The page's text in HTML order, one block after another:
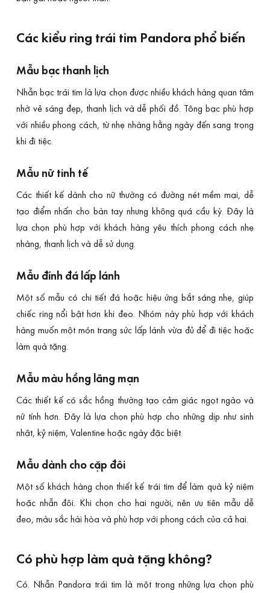
Các kiểu ring trái tim Pandora phổ biến
Mẫu bạc thanh lịch
Nhẫn bạc trái tim là lựa chọn được nhiều khách hàng quan tâm
nhờ vẻ sáng đẹp, thanh lịch và dễ phối đồ. Tông bạc phù hợp
với nhiều phong cách, từ nhẹ nhàng hằng ngày đến sang trọng
khi đi tiệc.
Mẫu nữ tinh tế
Các thiết kế dành cho nữ thường có đường nét mềm mại, dễ
tạo điểm nhấn cho bàn tay nhưng không quá cầu kỳ. Đây là
lựa chọn phù hợp với khách hàng yêu thích phong cách nhẹ
nhàng, thanh lịch và dễ sử dụng.
Mẫu đính đá lấp lánh
Một số mẫu có chi tiết đá hoặc hiệu ứng bắt sáng nhẹ, giúp
chiếc ring nổi bật hơn khi đeo. Nhóm này phù hợp với khách
hàng muốn một món trang sức lấp lánh vừa đủ để đi tiệc hoặc
làm quà tặng.
Mẫu màu hồng lãng mạn
Các thiết kế có sắc hồng thường tạo cảm giác ngọt ngào và
nữ tính hơn. Đây là lựa chọn phù hợp cho những dịp như sinh
nhật, kỷ niệm, Valentine hoặc ngày đặc biệt.
Mẫu dành cho cặp đôi
Một số khách hàng chọn thiết kế trái tim để làm quà kỷ niệm
hoặc nhẫn đôi. Khi chọn cho hai người, nên ưu tiên mẫu dễ
đeo, màu sắc hài hòa và phù hợp với phong cách của cả hai.
Có phù hợp làm quà tặng không?
Có. Nhẫn Pandora trái tim là một trong những lựa chọn phù